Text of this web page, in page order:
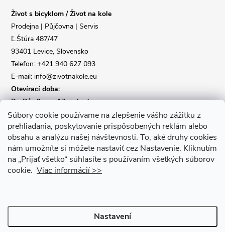
Súbory cookie používame na zlepšenie vášho zážitku z
prehliadania, poskytovanie prispôsobených reklám alebo
obsahu a analýzu našej návštevnosti. To, aké druhy cookies
nám umožníte si môžete nastaviť cez Nastavenie. Kliknutím
na „Prijať všetko“ súhlasíte s používaním všetkých súborov
cookie. Viac informácií >>
Nastavení
Život s bicyklom / Život na kole
Prodejna | Půjčovna | Servis
Ľ.Štúra 487/47
93401 Levice, Slovensko
Telefon: +421 940 627 093
E-mail: info@zivotnakole.eu
Otevírací doba:
Po-Pá : 9,oo - 17,oo hod
So : 9,oo - 12,oo | Ne : Zavřeno
Kontaktní formulář
Copyright 2026Život na kole. Všechna práva vyhrazena.Upravit